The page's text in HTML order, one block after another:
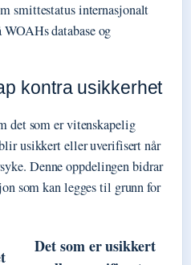
smittestatus internasjonalt
WOAHs database og
kontra usikkerhet
det som er vitenskapelig
usikkert eller uverifisert når
Denne oppdelingen bidrar
som kan legges til grunn for
Det som er usikkert